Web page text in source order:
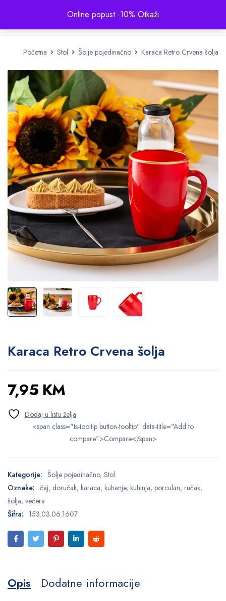
Online popust -10% Otkaži
Početna Stol Šolje pojedinačno Karaca Retro Crvena šolja
Karaca Retro Crvena šolja
7,95 KM
<span class="ts-tooltip button-tooltip" data-title="Add to
compare">Compare</span>
Kategorije: Šolje pojedinačno, Stol
Oznake: čaj, doručak, karaca, kuhanje, kuhinja, porculan, ručak,
šolja, večera
Šifra: 153.03.06.1607
Opis Dodatne informacije